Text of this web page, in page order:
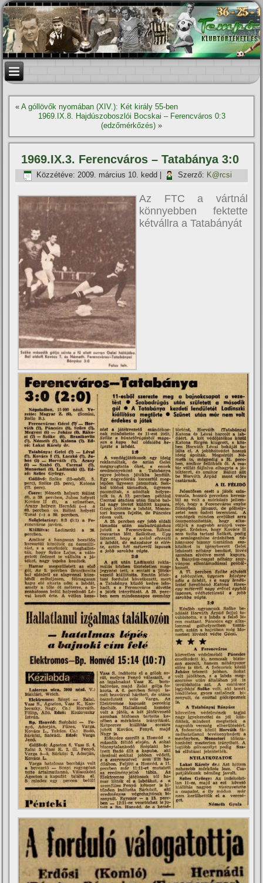
«A góllövők nyomában (XIV.): Két király 55-ben
1969.IX.8. Hajdúszoboszlói Bocskai – Ferencváros 0:3
(edzőmérkőzés) »
1969.IX.3. Ferencváros – Tatabánya 3:0
Közzétéve: 2009. március 10. kedd Szerző: K@rcsi
Az FTC a vártnál
könnyebben fektette
kétvállra a Tatabányát